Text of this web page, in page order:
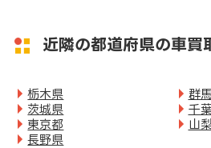
近隣の都道府県の車買
栃木県
群
茨城県
千
東京都
山
長野県